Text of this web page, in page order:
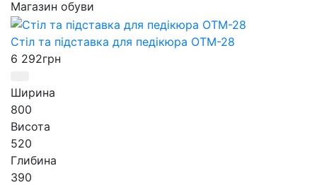
Магазин обуви
Стіл та підставка для педікюра ОТМ-28
6 292грн
Ширина
800
Висота
520
Глибина
390